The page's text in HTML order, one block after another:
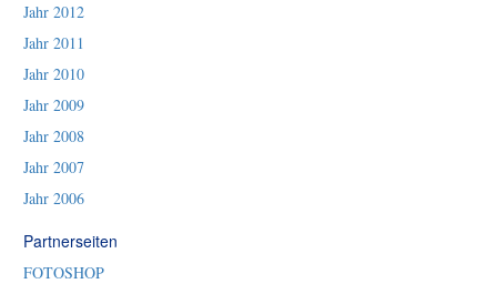
Jahr 2012
Jahr 2011
Jahr 2010
Jahr 2009
Jahr 2008
Jahr 2007
Jahr 2006
Partnerseiten
FOTOSHOP